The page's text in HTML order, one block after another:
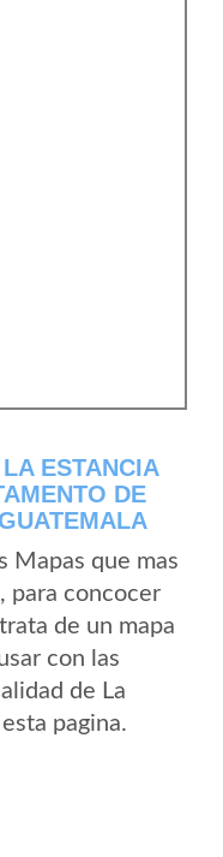
ESTANCIA
DE
Mapas que mas
para concocer
de un mapa
con las
de La
pagina.